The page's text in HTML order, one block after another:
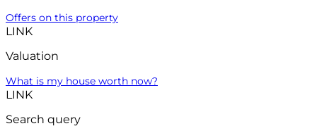
Offers on this property
LINK
Valuation
What is my house worth now?
LINK
Search query